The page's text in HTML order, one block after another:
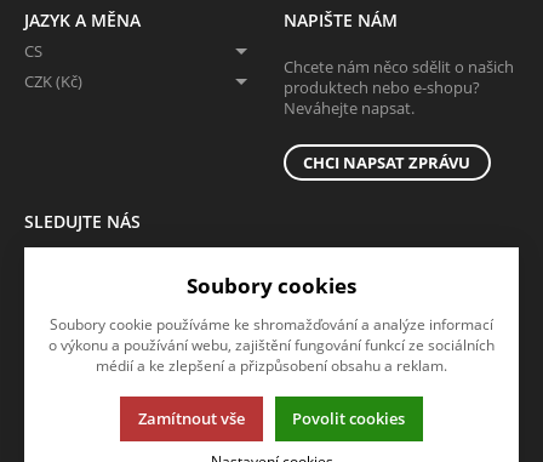
JAZYK A MĚNA
CS
CZK (Kč)
NAPIŠTE NÁM
Chcete nám něco sdělit o našich
produktech nebo e-shopu?
Neváhejte napsat.
CHCI NAPSAT ZPRÁVU
SLEDUJTE NÁS
Tato stránka používá soubory cookies. Klikněte pro více informací.
Soubory cookies
Soubory cookie používáme ke shromažďování a analýze informací
o výkonu a používání webu, zajištění fungování funkcí ze sociálních
médií a ke zlepšení a přizpůsobení obsahu a reklam.
Zamítnout vše Povolit cookies